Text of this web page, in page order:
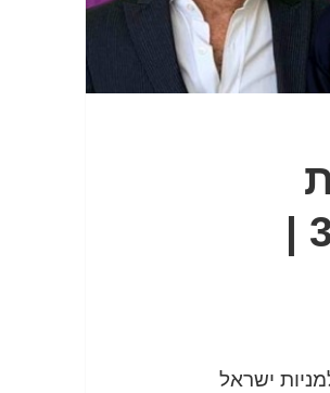
ישראל קנדה אפסייד של 35% |
ישראל